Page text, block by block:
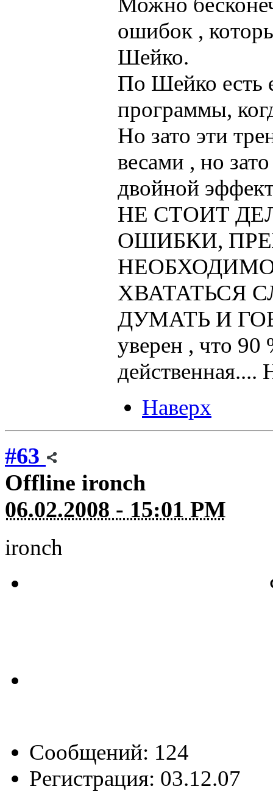
ошибок ,
Шейко.
По Шейко есть
программы,
Но зато эти
весами , но
двойной
НЕ СТОИТ
ОШИБКИ,
ХВАТАТЬСЯ
ДУМАТЬ И
уверен , что
Наверх
#63
Offline ironch
06.02.2008 - 15:01 PM
ironch
Сообщений: 124
Регистрация: 03.12.07